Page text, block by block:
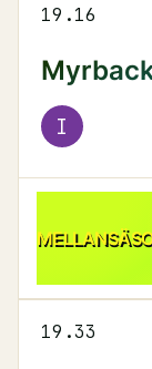
19.16
I
19.33